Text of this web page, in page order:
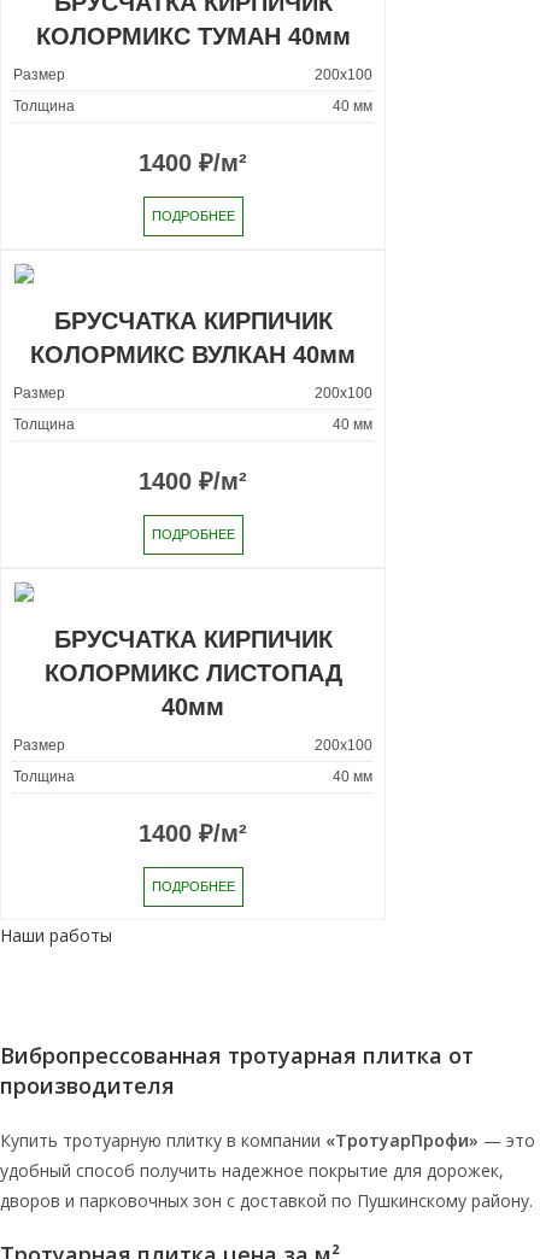
КОЛОРМИКС ТУМАН 40мм
Размер
200x100
Толщина
40 мм
1400 ₽/м²
ПОДРОБНЕЕ
БРУСЧАТКА КИРПИЧИК
КОЛОРМИКС ВУЛКАН 40мм
Размер
200x100
Толщина
40 мм
1400 ₽/м²
ПОДРОБНЕЕ
БРУСЧАТКА КИРПИЧИК
КОЛОРМИКС ЛИСТОПАД
40мм
Размер
200x100
Толщина
40 мм
1400 ₽/м²
ПОДРОБНЕЕ
Наши работы
Вибропрессованная тротуарная плитка от
производителя
Купить тротуарную плитку в компании «ТротуарПрофи» — это
удобный способ получить надежное покрытие для дорожек,
дворов и парковочных зон с доставкой по Пушкинскому району.